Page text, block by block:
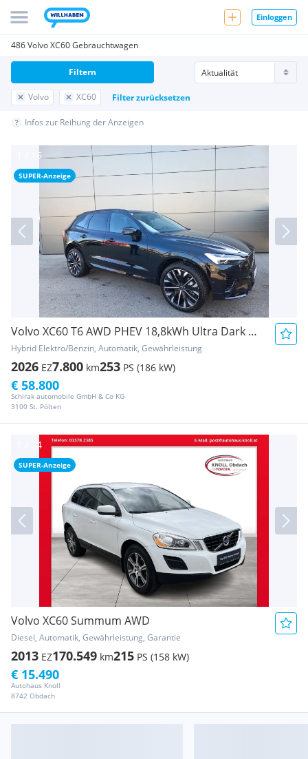
Einloggen
486 Volvo XC60 Gebrauchtwagen
Volvo XC60 Filter zurücksetzen
Filtern
Infos zur Reihung der Anzeigen
SUPER-Anzeige
Volvo XC60 T6 AWD PHEV 18,8kWh Ultra Dark Aut.
Hybrid Elektro/Benzin, Automatik, Gewährleistung
2026 EZ7.800 km253 PS (186 kW)
Schirak automobile GmbH & Co KG
3100 St. Pölten
€ 58.800
SUPER-Anzeige
Volvo XC60 Summum AWD
Diesel, Automatik, Gewährleistung, Garantie
2013 EZ170.549 km215 PS (158 kW)
Autohaus Knoll
8742 Obdach
€ 15.490